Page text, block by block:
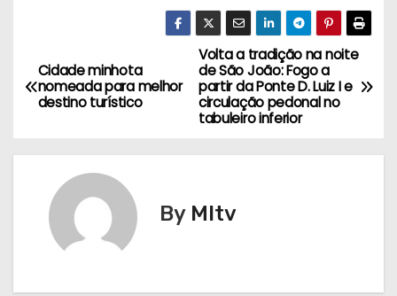
N
a
ç
Volta a tradição na noite
de São João: Fogo a
partir da Ponte D. Luiz I e
circulação pedonal no
tabuleiro inferior
Cidade minhota
nomeada para melhor
destino turístico
By MItv